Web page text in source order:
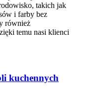
takich jak
i farby bez
również
temu nasi klienci
kuchennych